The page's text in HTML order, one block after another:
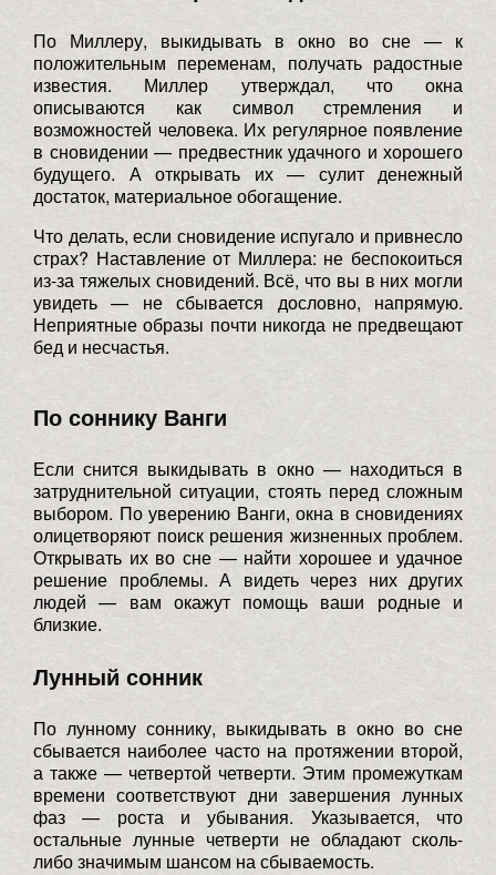
По Миллеру, выкидывать в окно во сне — к
положительным переменам, получать радостные
известия. Миллер утверждал, что окна
описываются как символ стремления и
возможностей человека. Их регулярное появление
в сновидении — предвестник удачного и хорошего
будущего. А открывать их — сулит денежный
достаток, материальное обогащение.
Что делать, если сновидение испугало и привнесло
страх? Наставление от Миллера: не беспокоиться
из-за тяжелых сновидений. Всё, что вы в них могли
увидеть — не сбывается дословно, напрямую.
Неприятные образы почти никогда не предвещают
бед и несчастья.
По соннику Ванги
Если снится выкидывать в окно — находиться в
затруднительной ситуации, стоять перед сложным
выбором. По уверению Ванги, окна в сновидениях
олицетворяют поиск решения жизненных проблем.
Открывать их во сне — найти хорошее и удачное
решение проблемы. А видеть через них других
людей — вам окажут помощь ваши родные и
близкие.
Лунный сонник
По лунному соннику, выкидывать в окно во сне
сбывается наиболее часто на протяжении второй,
а также — четвертой четверти. Этим промежуткам
времени соответствуют дни завершения лунных
фаз — роста и убывания. Указывается, что
остальные лунные четверти не обладают сколь-
либо значимым шансом на сбываемость.